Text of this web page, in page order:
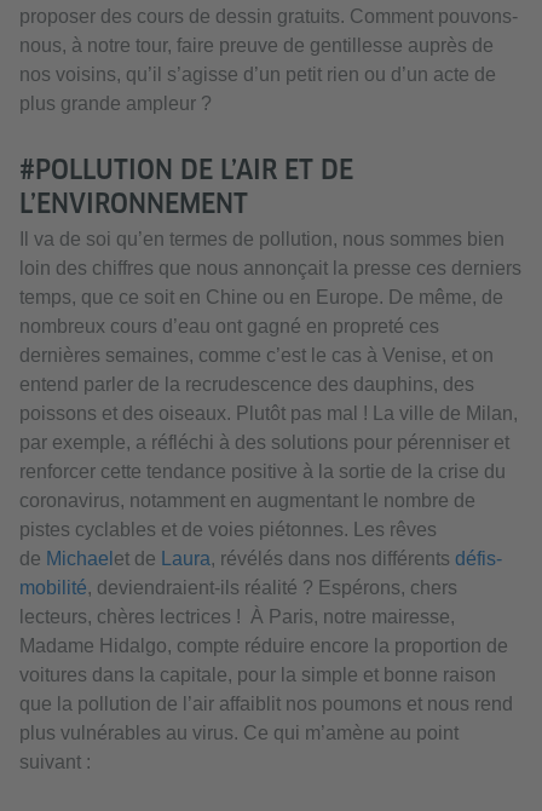
proposer des cours de dessin gratuits. Comment pouvons-
nous, à notre tour, faire preuve de gentillesse auprès de
nos voisins, qu’il s’agisse d’un petit rien ou d’un acte de
plus grande ampleur ?
#POLLUTION DE L’AIR ET DE
L’ENVIRONNEMENT
Il va de soi qu’en termes de pollution, nous sommes bien
loin des chiffres que nous annonçait la presse ces derniers
temps, que ce soit en Chine ou en Europe. De même, de
nombreux cours d’eau ont gagné en propreté ces
dernières semaines, comme c’est le cas à Venise, et on
entend parler de la recrudescence des dauphins, des
poissons et des oiseaux. Plutôt pas mal ! La ville de Milan,
par exemple, a réfléchi à des solutions pour pérenniser et
renforcer cette tendance positive à la sortie de la crise du
coronavirus, notamment en augmentant le nombre de
pistes cyclables et de voies piétonnes. Les rêves
de Michael et de Laura, révélés dans nos différents défis-
mobilité, deviendraient-ils réalité ? Espérons, chers
lecteurs, chères lectrices ! À Paris, notre mairesse,
Madame Hidalgo, compte réduire encore la proportion de
voitures dans la capitale, pour la simple et bonne raison
que la pollution de l’air affaiblit nos poumons et nous rend
plus vulnérables au virus. Ce qui m’amène au point
suivant :